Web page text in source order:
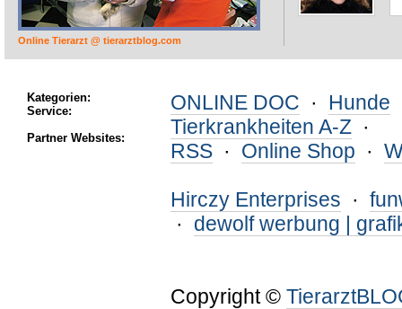
Online Tierarzt @ tierarztblog.com
Kategorien:
Service:
Partner Websites:
ONLINE DOC · Hunde
Tierkrankheiten A-Z ·
RSS · Online Shop ·
Hirczy Enterprises ·
· dewolf werbung |
Copyright ©